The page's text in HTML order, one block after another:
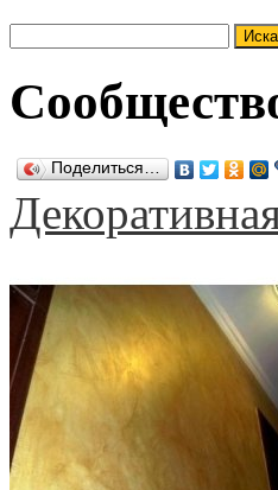
Поделиться…